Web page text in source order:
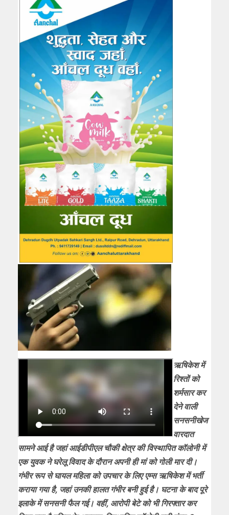
ऋषिकेश में
रिश्तों को
शर्मसार कर
देने वाली
सनसनीखेज
वारदात
सामने आई है जहां आईडीपीएल चौकी क्षेत्र की विस्थापित कॉलोनी में
एक युवक ने घरेलू विवाद के दौरान अपनी ही मां को गोली मार दी।
गंभीर रूप से घायल महिला को उपचार के लिए एम्स ऋषिकेश में भर्ती
कराया गया है, जहां उनकी हालत गंभीर बनी हुई है। घटना के बाद पूरे
इलाके में सनसनी फैल गई। वहीं, आरोपी बेटे को भी गिरफ्तार कर